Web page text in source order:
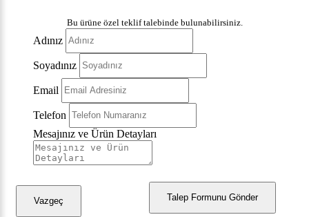
Bu ürüne özel teklif talebinde bulunabilirsiniz.
Adınız
Soyadınız
Email
Telefon
Mesajınız ve Ürün Detayları
Talep Formunu Gönder
Vazgeç